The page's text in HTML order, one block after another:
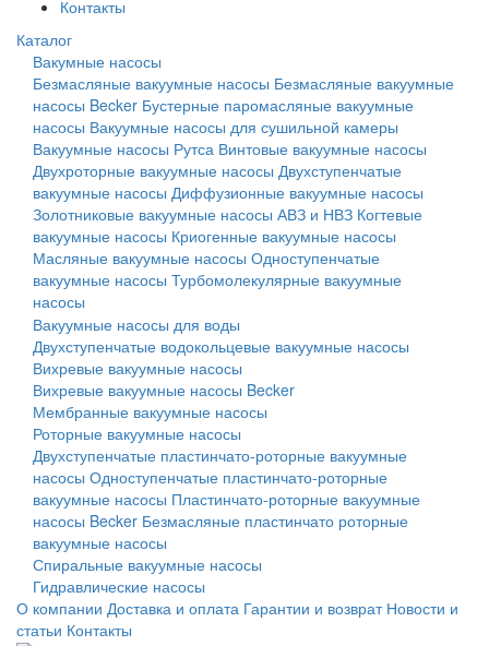
Контакты
Каталог
Вакумные насосы
Безмасляные вакуумные насосы Безмасляные вакуумные
насосы Becker Бустерные паромасляные вакуумные
насосы Вакуумные насосы для сушильной камеры
Вакуумные насосы Рутса Винтовые вакуумные насосы
Двухроторные вакуумные насосы Двухступенчатые
вакуумные насосы Диффузионные вакуумные насосы
Золотниковые вакуумные насосы АВЗ и НВЗ Когтевые
вакуумные насосы Криогенные вакуумные насосы
Масляные вакуумные насосы Одноступенчатые
вакуумные насосы Турбомолекулярные вакуумные
насосы
Вакуумные насосы для воды
Двухступенчатые водокольцевые вакуумные насосы
Вихревые вакуумные насосы
Вихревые вакуумные насосы Becker
Мембранные вакуумные насосы
Роторные вакуумные насосы
Двухступенчатые пластинчато-роторные вакуумные
насосы Одноступенчатые пластинчато-роторные
вакуумные насосы Пластинчато-роторные вакуумные
насосы Becker Безмасляные пластинчато роторные
вакуумные насосы
Спиральные вакуумные насосы
Гидравлические насосы
О компании Доставка и оплата Гарантии и возврат Новости и
статьи Контакты